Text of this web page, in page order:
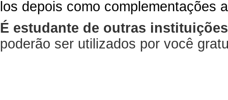
los depois como complementações
É estudante de outras
poderão ser utilizados por você